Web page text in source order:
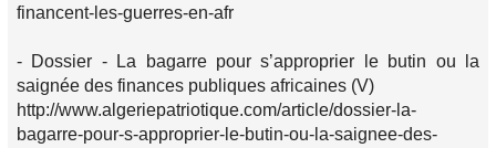
financent-les-guerres-en-afr
- Dossier - La bagarre pour s’approprier le butin ou la
saignée des finances publiques africaines (V)
http://www.algeriepatriotique.com/article/dossier-la-
bagarre-pour-s-approprier-le-butin-ou-la-saignee-des-